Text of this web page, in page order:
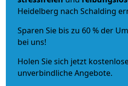
Heidelberg nach Schalding
Sparen Sie bis zu 60 % der
bei uns!
Holen Sie sich jetzt
unverbindliche Angebote.